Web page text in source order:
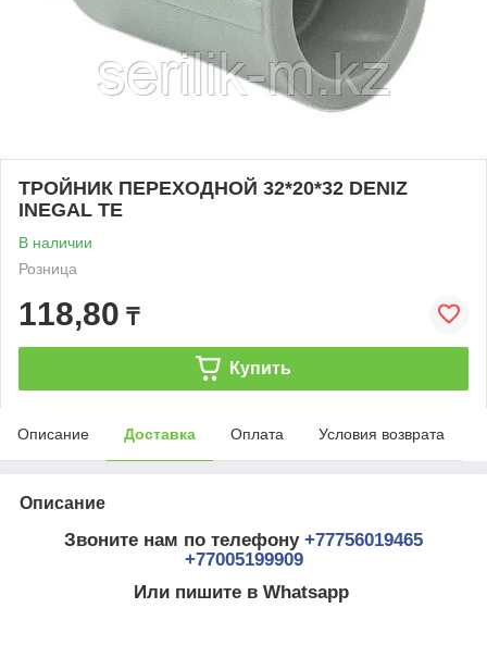
ТРОЙНИК ПЕРЕХОДНОЙ 32*20*32 DENIZ
INEGAL TE
В наличии
Розница
118,80 ₸
Купить
Описание Доставка Оплата Условия возврата
Описание
Звоните нам по телефону +77756019465
+77005199909
Или пишите в Whatsapp